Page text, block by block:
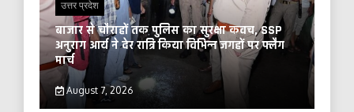
उत्तर प्रदेश
बाजार से चौराहों तक पुलिस का सुरक्षा कवच, SSP
अनुराग आर्य ने देर रात्रि किया विभिन्न जगहों पर फ्लैग
मार्च
August 7, 2026